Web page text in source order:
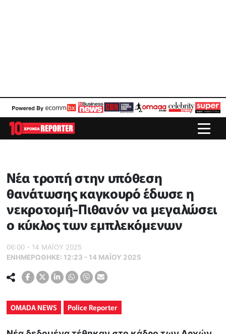
Νέα τροπή στην υπόθεση
θανάτωσης καγκουρό έδωσε η
νεκροτομή-Πιθανόν να μεγαλώσει
ο κύκλος των εμπλεκόμενων
06:00 - 14 ΜΑΪ́ΟΥ 2025
ΕΝΗΜΕΡΏΘΗΚΕ: 12:23 - 14 ΜΑΪ́ΟΥ 2025
OMADA NEWS Police Reporter